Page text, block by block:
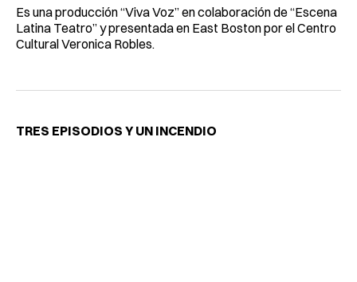
Es una producción “Viva Voz” en colaboración de “Escena
Latina Teatro” y presentada en East Boston por el Centro
Cultural Veronica Robles.
TRES EPISODIOS Y UN INCENDIO